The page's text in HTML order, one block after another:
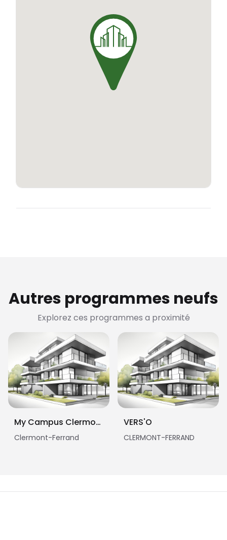
des ascenseurs sont également au service des
résidents pour faciliter leur quotidien. Ce projet
immobilier de prestige a été conçu afin de
proposer un lieu de vie d'exception, au design
moderne et aux prestations haut de gamme.
Autres programmes neufs
Explorez ces programmes a proximité
My Campus Clermont-Ferrand - Rabanesse
Clermont-Ferrand
VERS'O
CLERMONT-FERRAND